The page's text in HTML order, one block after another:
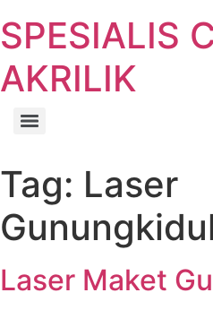
SPESIALIS
AKRILIK
Tag: Laser
Gunungkidul
Laser Maket